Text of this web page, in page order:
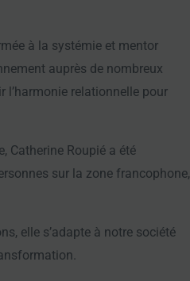
à la systémie et mentor
auprès de nombreux
l’harmonie relationnelle pour
Catherine Roupié a été
sur la zone francophone,
elle s’adapte à notre société